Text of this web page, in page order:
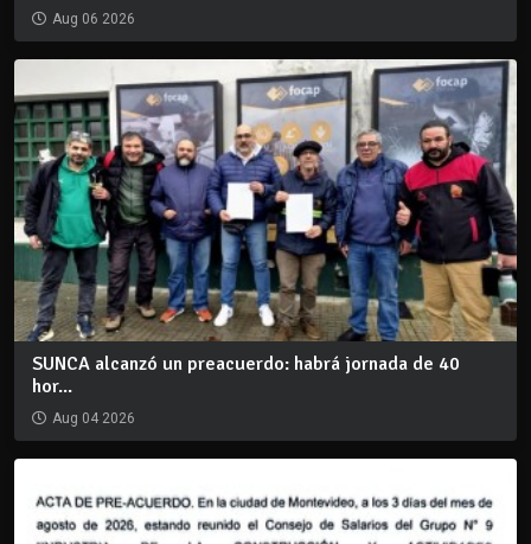
Aug 06 2026
SUNCA alcanzó un preacuerdo: habrá jornada de 40
hor...
Aug 04 2026